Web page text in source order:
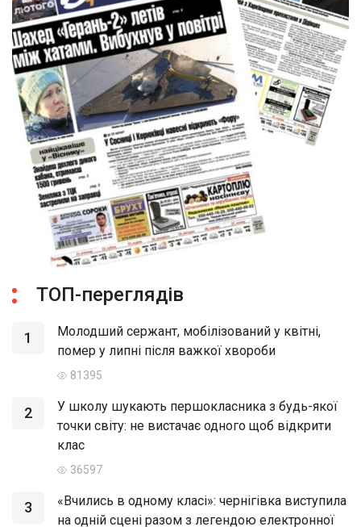
ТОП-переглядів
1
Молодший сержант, мобілізований у квітні,
помер у липні після важкої хвороби
81395
2
У школу шукають першокласника з будь-якої
точки світу: не вистачає одного щоб відкрити
клас
36597
3
«Вчились в одному класі»: чернігівка виступила
на одній сцені разом з легендою електронної